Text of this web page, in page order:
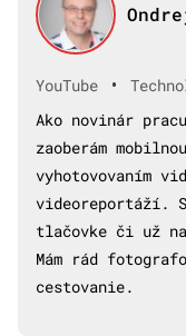
YouTube •
Ako novinár
zaoberám
vyhotovovaním
videoreportáží.
tlačovke či už
Mám rád
cestovanie.